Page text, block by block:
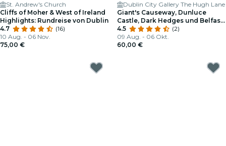
St. Andrew's Church
Cliffs of Moher & West of Ireland
Highlights: Rundreise von Dublin
4.7
(16)
10 Aug. - 06 Nov.
75,00 €
Dublin City Gallery The Hugh Lane
Giant's Causeway, Dunluce
Castle, Dark Hedges und Belfast
City von Dublin
4.5
(2)
09 Aug. - 06 Okt.
60,00 €